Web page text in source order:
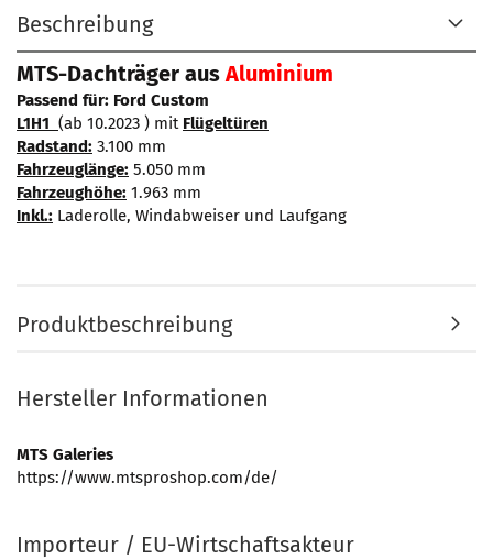
Beschreibung
MTS-Dachträger ausAluminium
Passend für: Ford Custom
L1H1 (ab 10.2023 ) mit Flügeltüren
Radstand: 3.100 mm
Fahrzeuglänge: 5.050 mm
Fahrzeughöhe: 1.963 mm
Inkl.: Laderolle, Windabweiser und Laufgang
Produktbeschreibung
Hersteller Informationen
MTS Galeries
https://www.mtsproshop.com/de/
Importeur / EU-Wirtschaftsakteur